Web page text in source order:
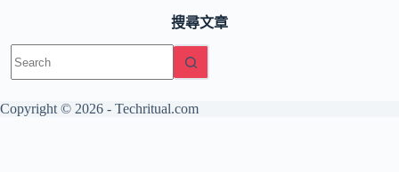
搜尋文章
results
Copyright © 2026 - Techritual.com